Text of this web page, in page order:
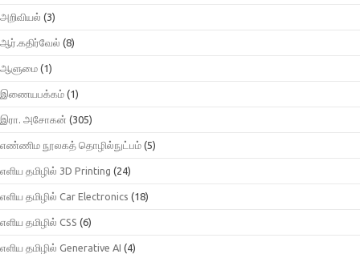
அறிவியல் (3)
ஆர்.கதிர்வேல் (8)
ஆளுமை (1)
இணையபக்கம் (1)
இரா. அசோகன் (305)
எண்ணிம நூலகத் தொழில்நுட்பம் (5)
எளிய தமிழில் 3D Printing (24)
எளிய தமிழில் Car Electronics (18)
எளிய தமிழில் CSS (6)
எளிய தமிழில் Generative AI (4)